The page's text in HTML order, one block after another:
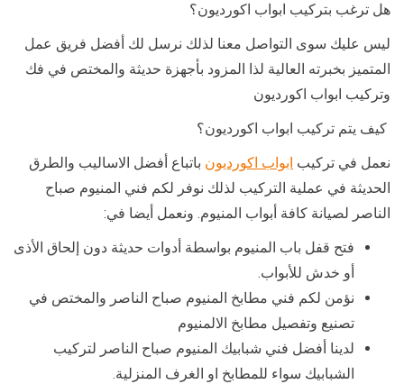
هل ترغب بتركيب ابواب اكورديون؟
ليس عليك سوى التواصل معنا لذلك نرسل لك أفضل فريق عمل
المتميز بخبرته العالية لذا المزود بأجهزة حديثة والمختص في فك
وتركيب ابواب اكورديون
كيف يتم تركيب ابواب اكورديون؟
نعمل في تركيب ابواب اكورديون باتباع أفضل الاساليب والطرق
الحديثة في عملية التركيب لذلك نوفر لكم فني المنيوم صباح
الناصر لصيانة كافة أبواب المنيوم. ونعمل أيضا في:
فتح قفل باب المنيوم بواسطة أدوات حديثة دون إلحاق الأذى
أو خدش للأبواب.
نؤمن لكم فني مطابخ المنيوم صباح الناصر والمختص في
تصنيع وتفصيل مطابخ الالمنيوم
لدينا أفضل فني شبابيك المنيوم صباح الناصر لتركيب
الشبابيك سواء للمطابخ او الغرف المنزلية.